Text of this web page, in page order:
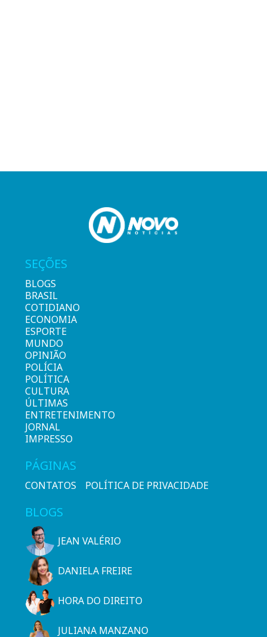
SEÇÕES
BLOGS
BRASIL
COTIDIANO
ECONOMIA
ESPORTE
MUNDO
OPINIÃO
POLÍCIA
POLÍTICA
CULTURA
ÚLTIMAS
ENTRETENIMENTO
JORNAL
IMPRESSO
PÁGINAS
CONTATOS POLÍTICA DE PRIVACIDADE
BLOGS
JEAN VALÉRIO
DANIELA FREIRE
HORA DO DIREITO
JULIANA MANZANO